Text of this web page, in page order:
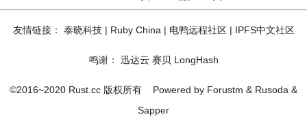
友情链接： 泰晓科技| Ruby China | 电鸭远程社区| IPFS中文社区
鸣谢： 迅达云 赛贝 LongHash
©2016~2020 Rust.cc 版权所有 Powered by Forustm & Rusoda &
Sapper